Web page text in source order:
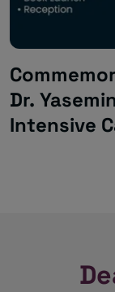
Dr.
Intensive